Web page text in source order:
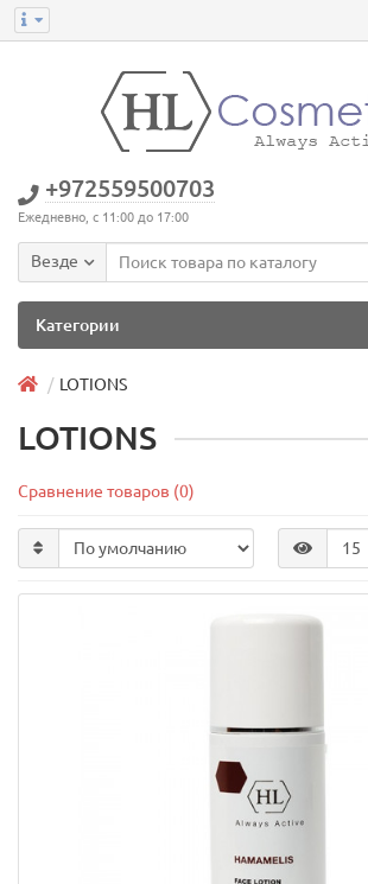
+972559500703
Ежедневно, с 11:00 до 17:00
Везде
Категории
LOTIONS
LOTIONS
Сравнение товаров (0)